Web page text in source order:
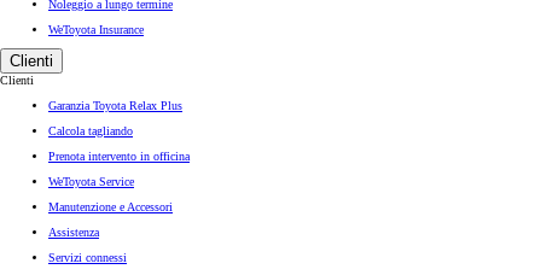
Noleggio a lungo termine
WeToyota Insurance
Clienti
Clienti
Garanzia Toyota Relax Plus
Calcola tagliando
Prenota intervento in officina
WeToyota Service
Manutenzione e Accessori
Assistenza
Servizi connessi